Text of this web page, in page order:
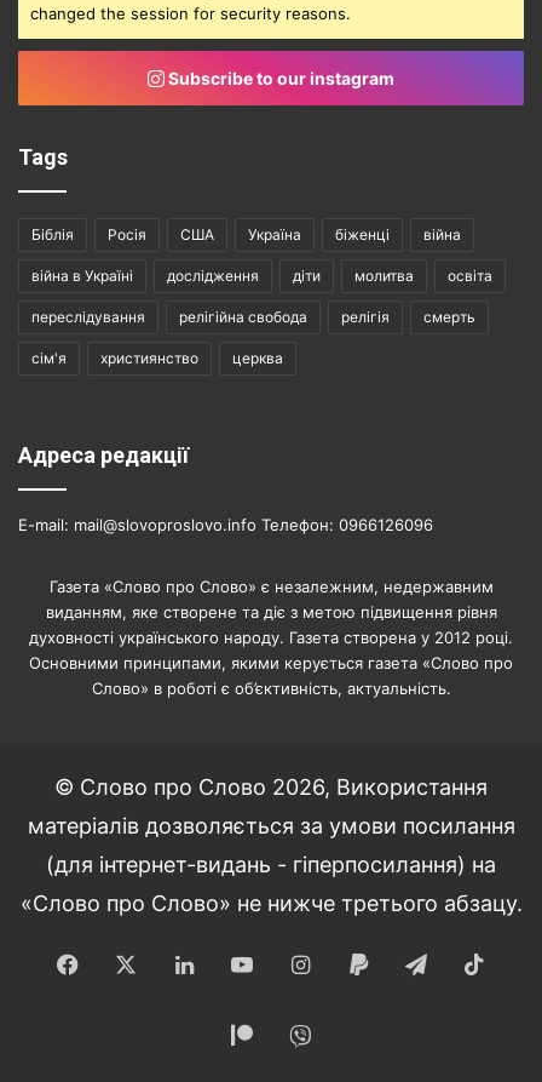
changed the session for security reasons.
Subscribe to our instagram
Tags
Біблія Росія США Україна біженці війна
війна в Україні дослідження діти молитва освіта
переслідування релігійна свобода релігія смерть
сім'я християнство церква
Адреса редакції
E-mail: mail@slovoproslovo.info Телефон: 0966126096
Газета «Слово про Слово» є незалежним, недержавним
виданням, яке створене та діє з метою підвищення рівня
духовності українського народу. Газета створена у 2012 році.
Основними принципами, якими керується газета «Слово про
Слово» в роботі є об’єктивність, актуальність.
© Слово про Слово 2026, Використання
матеріалів дозволяється за умови посилання
(для інтернет-видань - гіперпосилання) на
«Слово про Слово» не нижче третього абзацу.
Facebook LinkedInYouTubeInstagram
Paypal Telegram
Patreon